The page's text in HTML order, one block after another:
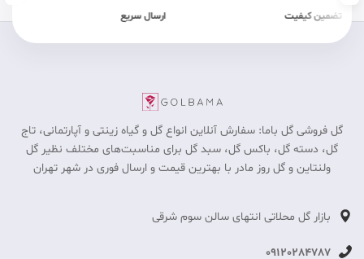
کیفیت ارسال سریع
گل فروشی گل باما: سفارش آنلاین انواع گل و گیاه زینتی و آپارتمانی، تاج
گل، دسته گل، باکس گل، سبد گل برای مناسبت‎‌های مختلف نظیر گل
ولنتاین و گل روز مادر با بهترین قیمت و ارسال فوری در شهر تهران
بازار گل محلاتی انتهای سالن سوم شرقی
09120284787